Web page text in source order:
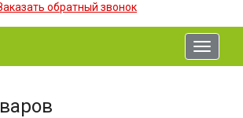
обратный звонок
Toggle